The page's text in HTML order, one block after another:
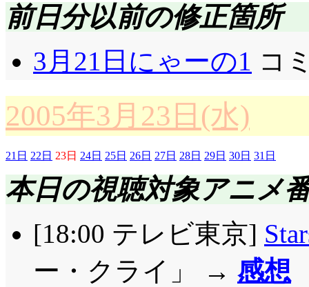
前日分以前の修正箇所
3月21日にゃーの1 コ
2005年3月23日(水)
21日 22日 23日 24日 25日 26日 27日 28日 29日 30日 31日
本日の視聴対象アニメ
[18:00 テレビ東京]
ー・クライ」 → 感想